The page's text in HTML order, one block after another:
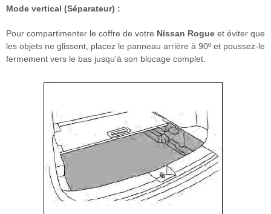
Mode vertical (Séparateur) :
Pour compartimenter le coffre de votre Nissan Rogue et éviter que
les objets ne glissent, placez le panneau arrière à 90º et poussez-le
fermement vers le bas jusqu'à son blocage complet.